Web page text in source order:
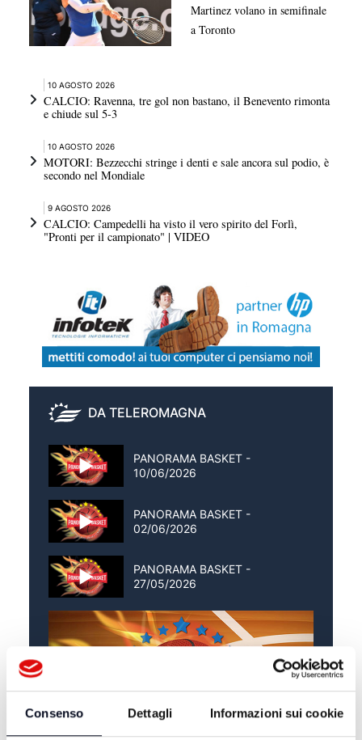
Consenso Dettagli Informazioni sui cookie
Martinez volano in semifinale
a Toronto
10 AGOSTO 2026
CALCIO: Ravenna, tre gol non bastano, il Benevento rimonta
e chiude sul 5-3
10 AGOSTO 2026
MOTORI: Bezzecchi stringe i denti e sale ancora sul podio, è
secondo nel Mondiale
9 AGOSTO 2026
CALCIO: Campedelli ha visto il vero spirito del Forlì,
"Pronti per il campionato" | VIDEO
DA TELEROMAGNA
PANORAMA BASKET -
10/06/2026
PANORAMA BASKET -
02/06/2026
PANORAMA BASKET -
27/05/2026